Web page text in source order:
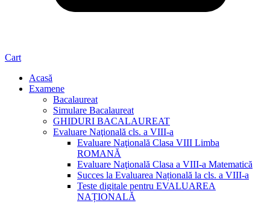
Cart
Acasă
Examene
Bacalaureat
Simulare Bacalaureat
GHIDURI BACALAUREAT
Evaluare Naţională cls. a VIII-a
Evaluare Naţională Clasa VIII Limba
ROMANĂ
Evaluare Naţională Clasa a VIII-a Matematică
Succes la Evaluarea Națională la cls. a VIII-a
Teste digitale pentru EVALUAREA
NAȚIONALĂ